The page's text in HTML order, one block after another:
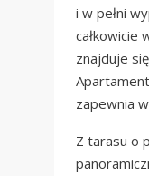
i w pełni
całkowicie
znajduje
zapewnia
Z tarasu o